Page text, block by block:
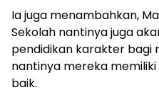
Ia juga menambahkan,
Sekolah nantinya juga
pendidikan karakter bagi
nantinya mereka
baik.